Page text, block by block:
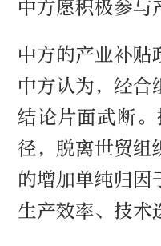
中方愿积极参与
中方的产业补贴
中方认为，经合
结论片面武断
径，脱离世贸组
的增加单纯归因
生产效率、技术